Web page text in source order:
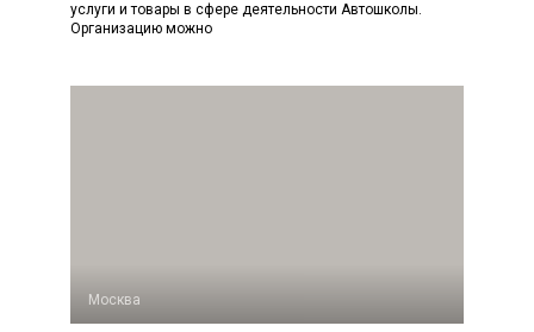
услуги и товары в сфере деятельности Автошколы.
Организацию можно
Москва